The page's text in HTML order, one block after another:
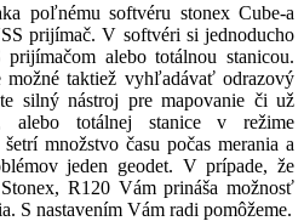
poľnému softvéru stonex Cube-a
prijímač. V softvéri si jednoducho
alebo totálnou stanicou.
taktiež vyhľadávať odrazový
silný nástroj pre mapovanie či už
alebo totálnej stanice v režime
množstvo času počas merania a
jeden geodet. V prípade, že
R120 Vám prináša možnosť
S nastavením Vám radi pomôžeme.